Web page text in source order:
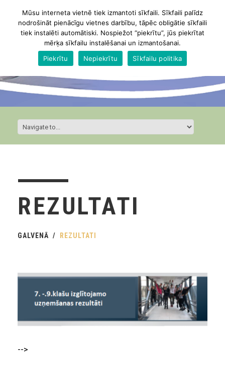
REZULTATI
GALVENĀ REZULTATI
-->
Mūsu interneta vietnē tiek izmantoti sīkfaili. Sīkfaili palīdz
nodrošināt pienācīgu vietnes darbību, tāpēc obligātie sīkfaili
tiek instalēti automātiski. Nospiežot “piekrītu”, jūs piekrītat
mērķa sīkfailu instalēšanai un izmantošanai.
Piekrītu
Nepiekrītu Sīkfailu politika